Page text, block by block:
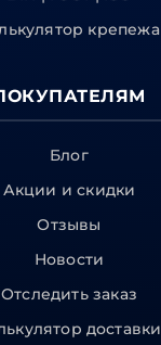
крепежа
Блог
Акции и скидки
Отзывы
Новости
Отследить заказ
доставки